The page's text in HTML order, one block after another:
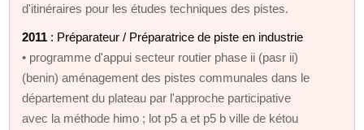
d'itinéraires pour les études techniques des pistes.
2011 : Préparateur / Préparatrice de piste en industrie
• programme d'appui secteur routier phase ii (pasr ii)
(benin) aménagement des pistes communales dans le
département du plateau par l'approche participative
avec la méthode himo ; lot p5 a et p5 b ville de kétou